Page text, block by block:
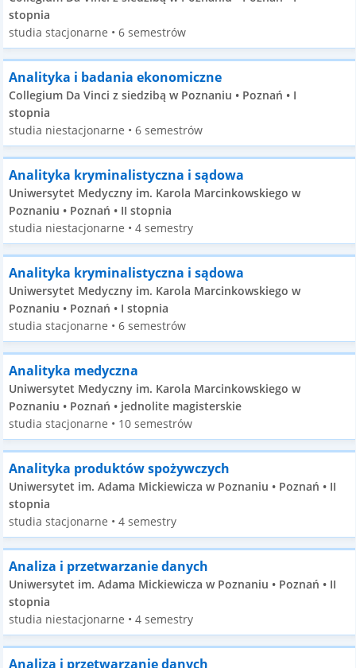
stopnia
studia stacjonarne • 6 semestrów
Analityka i badania ekonomiczne
Collegium Da Vinci z siedzibą w Poznaniu • Poznań • I
stopnia
studia niestacjonarne • 6 semestrów
Analityka kryminalistyczna i sądowa
Uniwersytet Medyczny im. Karola Marcinkowskiego w
Poznaniu • Poznań • II stopnia
studia niestacjonarne • 4 semestry
Analityka kryminalistyczna i sądowa
Uniwersytet Medyczny im. Karola Marcinkowskiego w
Poznaniu • Poznań • I stopnia
studia stacjonarne • 6 semestrów
Analityka medyczna
Uniwersytet Medyczny im. Karola Marcinkowskiego w
Poznaniu • Poznań • jednolite magisterskie
studia stacjonarne • 10 semestrów
Analityka produktów spożywczych
Uniwersytet im. Adama Mickiewicza w Poznaniu • Poznań • II
stopnia
studia stacjonarne • 4 semestry
Analiza i przetwarzanie danych
Uniwersytet im. Adama Mickiewicza w Poznaniu • Poznań • II
stopnia
studia niestacjonarne • 4 semestry
Analiza i przetwarzanie danych